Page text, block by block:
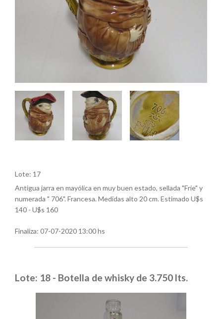
Lote: 17
Antigua jarra en mayólica en muy buen estado, sellada "Frie" y
numerada " 706". Francesa. Medidas alto 20 cm. Estimado U$s
140 - U$s 160
Finaliza: 07-07-2020 13:00 hs
Lote: 18 - Botella de whisky de 3.750 lts.